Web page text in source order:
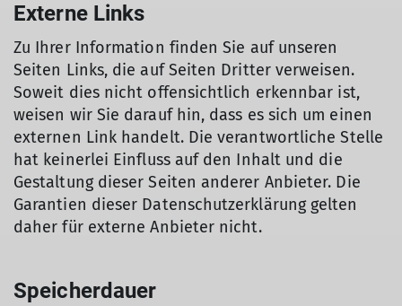
Externe Links
Zu Ihrer Information finden Sie auf unseren
Seiten Links, die auf Seiten Dritter verweisen.
Soweit dies nicht offensichtlich erkennbar ist,
weisen wir Sie darauf hin, dass es sich um einen
externen Link handelt. Die verantwortliche Stelle
hat keinerlei Einfluss auf den Inhalt und die
Gestaltung dieser Seiten anderer Anbieter. Die
Garantien dieser Datenschutzerklärung gelten
daher für externe Anbieter nicht.
Speicherdauer